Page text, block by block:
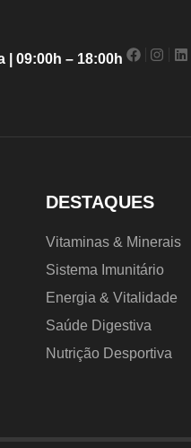
| 09:00h – 18:00h
DESTAQUES
Vitaminas & Minerais
Sistema Imunitário
Energia & Vitalidade
Saúde Digestiva
Nutrição Desportiva